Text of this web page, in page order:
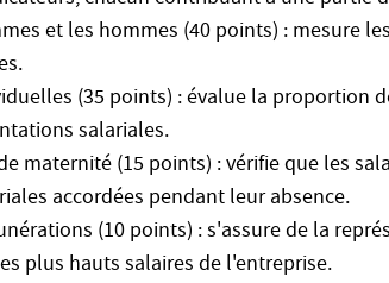
et les hommes (40 points) : mesure
(35 points) : évalue la proportion
salariales.
maternité (15 points) : vérifie que les
accordées pendant leur absence.
(10 points) : s'assure de la
plus hauts salaires de l'entreprise.